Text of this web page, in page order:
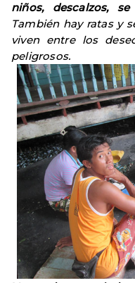
niños, descalzos,
También hay ratas y
viven entre los
peligrosos.